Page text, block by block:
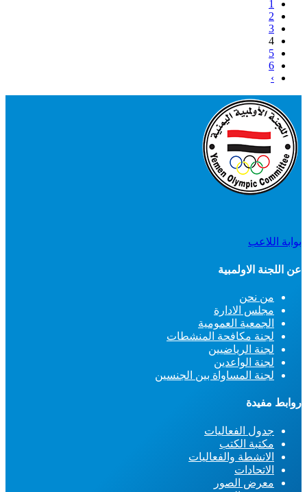
1
2
3
4
5
6
›
بوابة اللاعب
عن اللجنة الاولمبية
من نحن
مجلس الادارة
الجمعية العمومية
لجنة مكافحة المنشطات
لجنة الرياضيين
لجنة الواعدين
لجنة المساواة بين الجنسين
روابط مفيدة
جدول الفعاليات
مكتبة الكتب
الانشطة والفعاليات
الاتحادات
معرض الصور